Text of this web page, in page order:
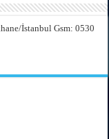
İstanbul Gsm: 0530